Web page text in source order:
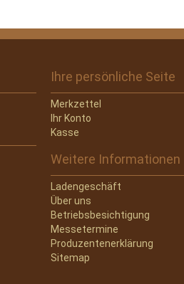
Ihre persönliche Seite
Merkzettel
Ihr Konto
Kasse
Weitere Informationen
Ladengeschäft
Über uns
Betriebsbesichtigung
Messetermine
Produzentenerklärung
Sitemap